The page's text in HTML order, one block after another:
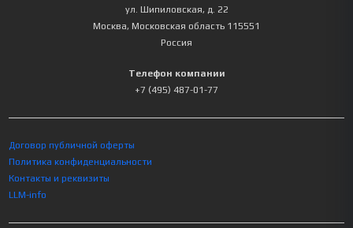
ул. Шипиловская, д. 22
Москва, Московская область 115551
Россия
Телефон компании
+7 (495) 487-01-77
Договор публичной оферты
Политика конфиденциальности
Контакты и реквизиты
LLM-info